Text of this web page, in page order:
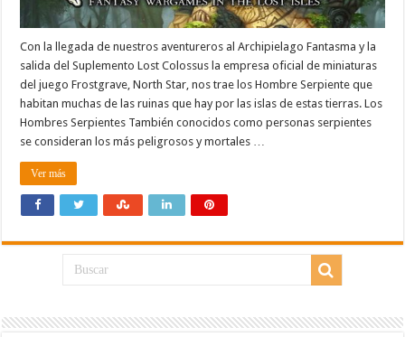
Con la llegada de nuestros aventureros al Archipielago Fantasma y la
salida del Suplemento Lost Colossus la empresa oficial de miniaturas
del juego Frostgrave, North Star, nos trae los Hombre Serpiente que
habitan muchas de las ruinas que hay por las islas de estas tierras. Los
Hombres Serpientes También conocidos como personas serpientes
se consideran los más peligrosos y mortales …
Ver más